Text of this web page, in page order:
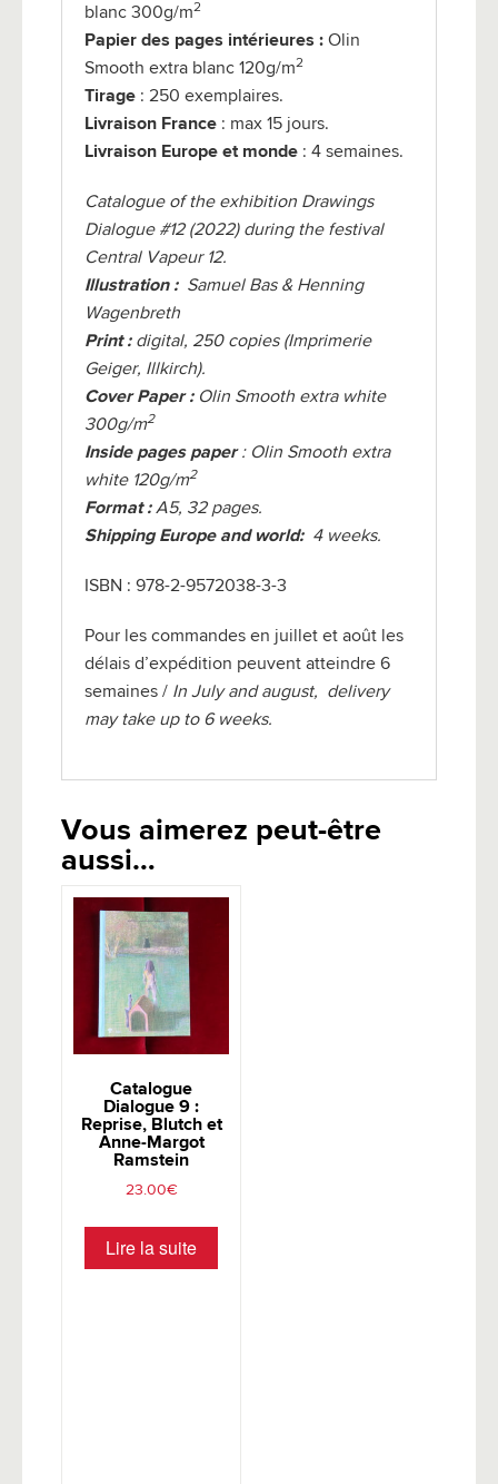
blanc 300g/m2
Papier des pages intérieures : Olin
Smooth extra blanc 120g/m2
Tirage : 250 exemplaires.
Livraison France : max 15 jours.
Livraison Europe et monde : 4 semaines.
Catalogue of the exhibition Drawings
Dialogue #12 (2022) during the festival
Central Vapeur 12.
Illustration : Samuel Bas & Henning
Wagenbreth
Print :digital, 250 copies (Imprimerie
Geiger, Illkirch).
Cover Paper :Olin Smooth extra white
300g/m2
Inside pages paper: Olin Smooth extra
white 120g/m2
Format :A5, 32 pages.
Shipping Europe and world: 4 weeks.
ISBN : 978-2-9572038-3-3
Pour les commandes en juillet et août les
délais d’expédition peuvent atteindre 6
semaines / In July and august, delivery
may take up to 6 weeks.
Vous aimerez peut-être
aussi…
Catalogue
Dialogue 9 :
Reprise, Blutch et
Anne-Margot
Ramstein
23.00€
Lire la suite